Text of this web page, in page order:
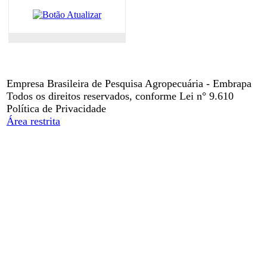
Empresa Brasileira de Pesquisa Agropecuária - Embrapa
Todos os direitos reservados, conforme Lei n° 9.610
Política de Privacidade
Área restrita